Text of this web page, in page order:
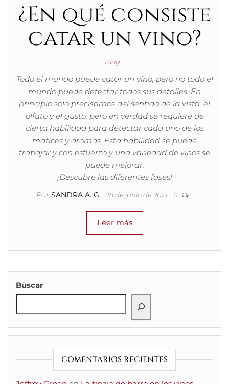
¿En qué consiste
catar un vino?
Blog
Todo el mundo puede catar un vino, pero no todo el
mundo puede detectar todos sus detalles. En
principio solo precisamos del sentido de la vista, el
olfato y el gusto, pero en verdad se requiere de
cierta habilidad para detectar cada uno de los
matices y aromas. Esta habilidad se puede
trabajar y con esfuerzo y una variedad de vinos se
puede mejorar.
¡Descubre las diferentes fases!
Por SANDRA A. G. 18 de junio de 2021 0
Leer más
Buscar
COMENTARIOS RECIENTES